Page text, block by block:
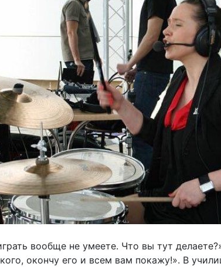
вообще не умеете. Что вы тут
окончу его и всем вам покажу!». В